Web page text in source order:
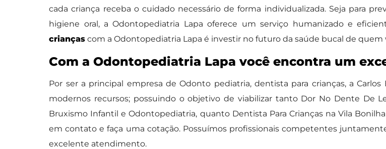
cada criança receba o cuidado necessário de forma individualizada. Seja para
higiene oral, a Odontopediatria Lapa oferece um serviço humanizado e
crianças com a Odontopediatria Lapa é investir no futuro da saúde bucal de quem
Com a Odontopediatria Lapa você encontra um
Por ser a principal empresa de Odonto pediatria, dentista para crianças, a
modernos recursos; possuindo o objetivo de viabilizar tanto Dor No Dente De
Bruxismo Infantil e Odontopediatria, quanto Dentista Para Crianças na Vila
em contato e faça uma cotação. Possuímos profissionais competentes
excelente atendimento.